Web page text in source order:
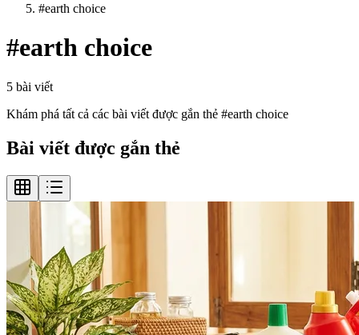
#earth choice
#earth choice
5 bài viết
Khám phá tất cả các bài viết được gắn thẻ #earth choice
Bài viết được gắn thẻ